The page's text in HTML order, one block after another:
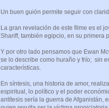
Un buen guión permite seguir con
La gran revelación de este filme es el
Shariff, también egipcio, en su primera
Y por otro lado pensamos que Ewan
se lo describe como huraño y frío; sin
características.
En síntesis, una historia de amor,
espiritual, lo político y el poder
antítesis sería la guerra de Afganistán,